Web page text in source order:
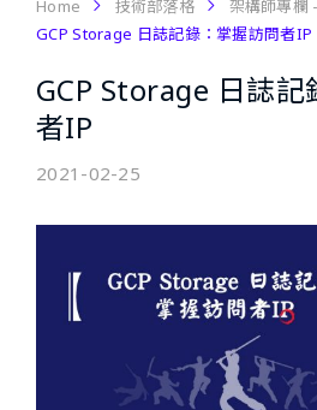
Home 技術部落格
架構師專欄
GCP Storage 日誌記錄：掌握訪問者IP
GCP Storage 日誌記
者IP
2021-02-25